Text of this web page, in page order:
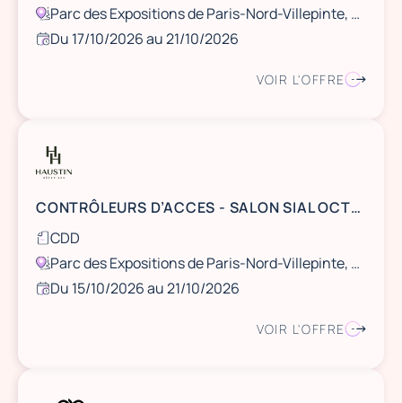
Parc des Expositions de Paris-Nord-Villepinte, Seine-Saint-Denis, France
Du 17/10/2026 au 21/10/2026
VOIR L'OFFRE
CONTRÔLEURS D’ACCES - SALON SIAL OCTOBRE 2026- PARIS NORD VILLEPINTE ( RER B)
CDD
Parc des Expositions de Paris-Nord-Villepinte, Seine-Saint-Denis, France
Du 15/10/2026 au 21/10/2026
VOIR L'OFFRE